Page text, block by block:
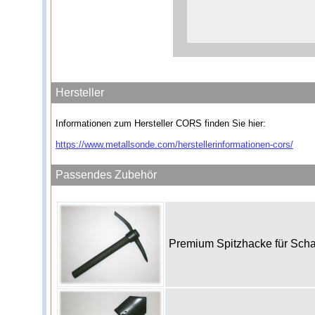
Hersteller
Informationen zum Hersteller CORS finden Sie hier:
https://www.metallsonde.com/herstellerinformationen-cors/
Passendes Zubehör
Premium Spitzhacke für